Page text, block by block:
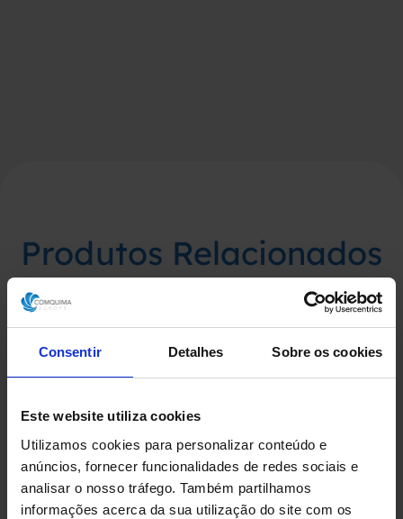
Consentir Detalhes Sobre os cookies
Este website utiliza cookies
Utilizamos cookies para personalizar conteúdo e
anúncios, fornecer funcionalidades de redes sociais e
analisar o nosso tráfego. Também partilhamos
informações acerca da sua utilização do site com os
Produtos Relacionados